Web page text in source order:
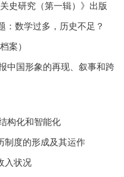
史研究（第一辑）》出版
：数学过多，历史不足？
案）
中国形象的再现、叙事和跨
构化和智能化
制度的形成及其运作
入状况